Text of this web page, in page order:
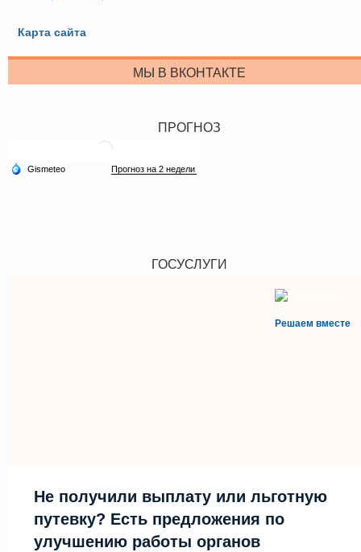
Карта сайта
МЫ В ВКОНТАКТЕ
ПРОГНОЗ
ГОСУСЛУГИ
Решаем вместе
Не получили выплату или льготную
путевку? Есть предложения по
улучшению работы органов